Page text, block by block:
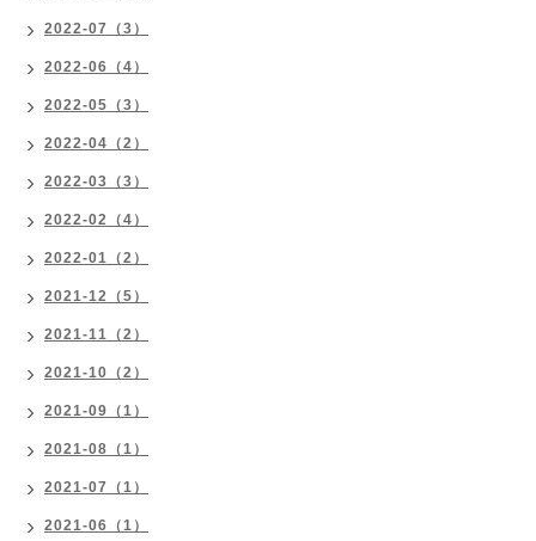
2022-07（3）
2022-06（4）
2022-05（3）
2022-04（2）
2022-03（3）
2022-02（4）
2022-01（2）
2021-12（5）
2021-11（2）
2021-10（2）
2021-09（1）
2021-08（1）
2021-07（1）
2021-06（1）